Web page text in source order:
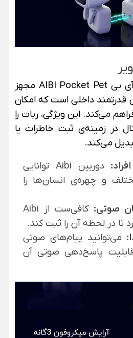
ربات هوشمند جیبی آی بی AIBI Pocket Pet مجهز
قدرتمند داخلی است که امکان
می‌کند. این ویژگی، ربات را
در زمینه‌ی ثبت خاطرات یا
می‌کند.
دوربین Aibi توانایی
و چهره‌ی انسان‌ها را
صوتی:
کافی‌ست از Aibi
تا در لحظه آن را ثبت کند.
می‌توانید پیام‌های صوتی
قابلیت پاسخ‌دهی صوتی آن